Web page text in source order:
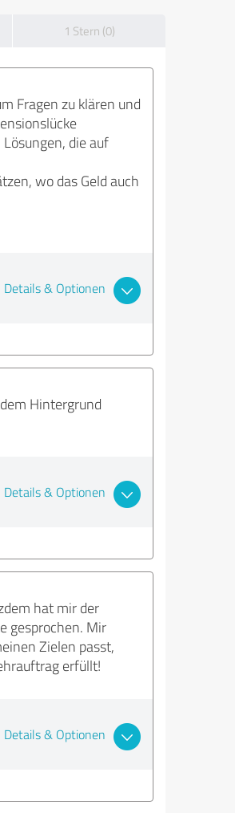
1 Stern (0)
Fragen zu klären und
die auf
wo das Geld auch
Details & Optionen
Hintergrund
Details & Optionen
hat mir der
gesprochen. Mir
Zielen passt,
erfüllt!
Details & Optionen